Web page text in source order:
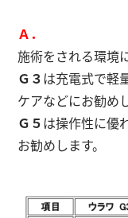
Ａ．
施術をされる環境
Ｇ３は充電式で軽
ケアなどにお勧め
Ｇ５は操作性に優
お勧めします。